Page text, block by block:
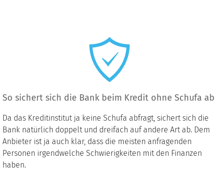
So sichert sich die Bank beim Kredit ohne Schufa ab
Da das Kreditinstitut ja keine Schufa abfragt, sichert sich die
Bank natürlich doppelt und dreifach auf andere Art ab. Dem
Anbieter ist ja auch klar, dass die meisten anfragenden
Personen irgendwelche Schwierigkeiten mit den Finanzen
haben.